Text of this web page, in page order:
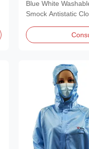
Blue White
Smock Antistatic